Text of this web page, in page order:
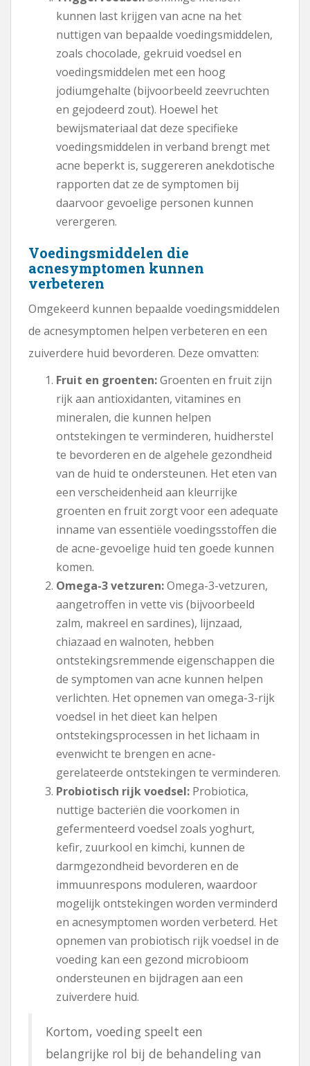
kunnen last krijgen van acne na het
nuttigen van bepaalde voedingsmiddelen,
zoals chocolade, gekruid voedsel en
voedingsmiddelen met een hoog
jodiumgehalte (bijvoorbeeld zeevruchten
en gejodeerd zout). Hoewel het
bewijsmateriaal dat deze specifieke
voedingsmiddelen in verband brengt met
acne beperkt is, suggereren anekdotische
rapporten dat ze de symptomen bij
daarvoor gevoelige personen kunnen
verergeren.
Voedingsmiddelen die
acnesymptomen kunnen
verbeteren
Omgekeerd kunnen bepaalde voedingsmiddelen
de acnesymptomen helpen verbeteren en een
zuiverdere huid bevorderen. Deze omvatten:
Fruit en groenten:Groenten en fruit zijn
rijk aan antioxidanten, vitamines en
mineralen, die kunnen helpen
ontstekingen te verminderen, huidherstel
te bevorderen en de algehele gezondheid
van de huid te ondersteunen. Het eten van
een verscheidenheid aan kleurrijke
groenten en fruit zorgt voor een adequate
inname van essentiële voedingsstoffen die
de acne-gevoelige huid ten goede kunnen
komen.
Omega-3 vetzuren:Omega-3-vetzuren,
aangetroffen in vette vis (bijvoorbeeld
zalm, makreel en sardines), lijnzaad,
chiazaad en walnoten, hebben
ontstekingsremmende eigenschappen die
de symptomen van acne kunnen helpen
verlichten. Het opnemen van omega-3-rijk
voedsel in het dieet kan helpen
ontstekingsprocessen in het lichaam in
evenwicht te brengen en acne-
gerelateerde ontstekingen te verminderen.
Probiotisch rijk voedsel: Probiotica,
nuttige bacteriën die voorkomen in
gefermenteerd voedsel zoals yoghurt,
kefir, zuurkool en kimchi, kunnen de
darmgezondheid bevorderen en de
immuunrespons moduleren, waardoor
mogelijk ontstekingen worden verminderd
en acnesymptomen worden verbeterd. Het
opnemen van probiotisch rijk voedsel in de
voeding kan een gezond microbioom
ondersteunen en bijdragen aan een
zuiverdere huid.
Kortom, voeding speelt een
belangrijke rol bij de behandeling van